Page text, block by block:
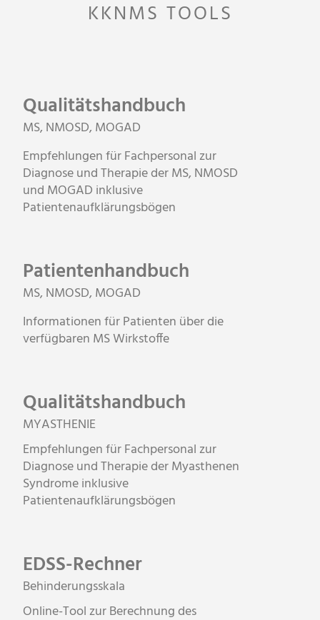
KKNMS TOOLS
Qualitätshandbuch
MS, NMOSD, MOGAD
Empfehlungen für Fachpersonal zur
Diagnose und Therapie der MS, NMOSD
und MOGAD inklusive
Patientenaufklärungsbögen
Patientenhandbuch
MS, NMOSD, MOGAD
Informationen für Patienten über die
verfügbaren MS Wirkstoffe
Qualitätshandbuch
MYASTHENIE
Empfehlungen für Fachpersonal zur
Diagnose und Therapie der Myasthenen
Syndrome inklusive
Patientenaufklärungsbögen
EDSS-Rechner
Behinderungsskala
Online-Tool zur Berechnung des